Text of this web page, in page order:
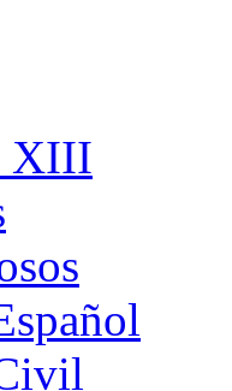
XIII